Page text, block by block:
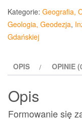
się
zasobów
wód
podziemnych
młodoglacjalnym,
systemie...
Kategorie: Geografia,
Geologia, Geodezja,
Gdańskiej
OPIS OPINIE
Opis
Formowanie się